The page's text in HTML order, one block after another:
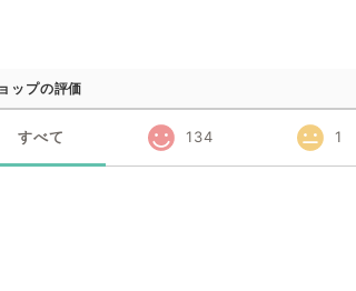
ップの評価
すべて 134 1